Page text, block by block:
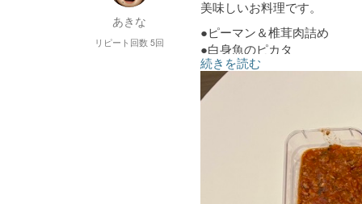
あきな
リピート回数 5回
美味しいお料理です。
●ピーマン＆椎茸肉詰め
●白身魚のピカタ
●トマトソース
●チキン焼南蛮
●手羽先煮
●ほうれん草とえのきのお浸
●つるむらさきと玉子の炒め
続きを読む